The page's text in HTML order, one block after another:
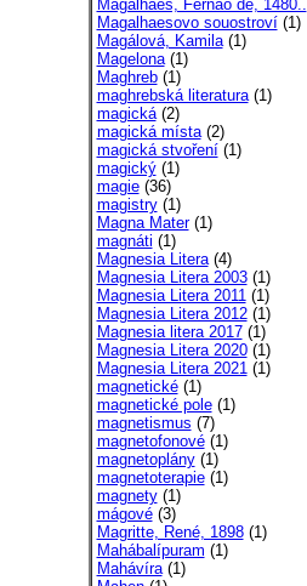
Magalhaes, Fernao de, 1480..
Magalhaesovo souostroví(1)
Magálová, Kamila(1)
Magelona(1)
Maghreb(1)
maghrebská literatura(1)
magická(2)
magická místa(2)
magická stvoření(1)
magický(1)
magie(36)
magistry(1)
Magna Mater(1)
magnáti (1)
Magnesia Litera(4)
Magnesia Litera 2003(1)
Magnesia Litera 2011(1)
Magnesia Litera 2012(1)
Magnesia litera 2017(1)
Magnesia Litera 2020(1)
Magnesia Litera 2021(1)
magnetické(1)
magnetické pole(1)
magnetismus (7)
magnetofonové(1)
magnetoplány(1)
magnetoterapie(1)
magnety(1)
mágové(3)
Magritte, René, 1898(1)
Mahábalípuram (1)
Mahávíra(1)